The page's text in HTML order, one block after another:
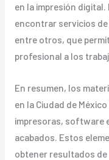
en la impresión digital.
encontrar servicios
entre otros, que
profesional a los
En resumen, los
en la Ciudad de
impresoras, software
acabados. Estos
obtener resultados